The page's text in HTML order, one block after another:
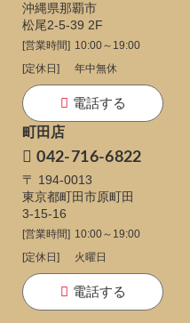
沖縄県那覇市
松尾2-5-39 2F
[営業時間] 10:00～19:00
[定休日]
年中無休
電話する
町田店
042-716-6822
〒 194-0013
東京都町田市原町田
3-15-16
[営業時間] 10:00～19:00
[定休日]
火曜日
電話する